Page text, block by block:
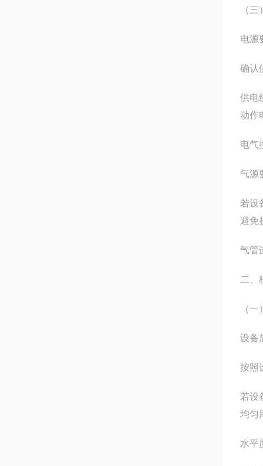
（
电
确认
供电
动作
电气
气源
若设
避免
气管
二、
（
设备
按照
若设
均匀
水平